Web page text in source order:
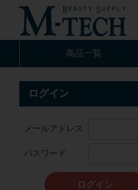
商品一覧
ログイン
メールアドレス
パスワード
ログイン